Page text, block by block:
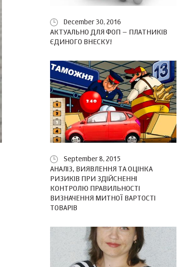
December 30, 2016
АКТУАЛЬНО ДЛЯ ФОП – ПЛАТНИКІВ
ЄДИНОГО ВНЕСКУ!
September 8, 2015
АНАЛІЗ, ВИЯВЛЕННЯ ТА ОЦІНКА
РИЗИКІВ ПРИ ЗДІЙСНЕННІ
КОНТРОЛЮ ПРАВИЛЬНОСТІ
ВИЗНАЧЕННЯ МИТНОЇ ВАРТОСТІ
ТОВАРІВ